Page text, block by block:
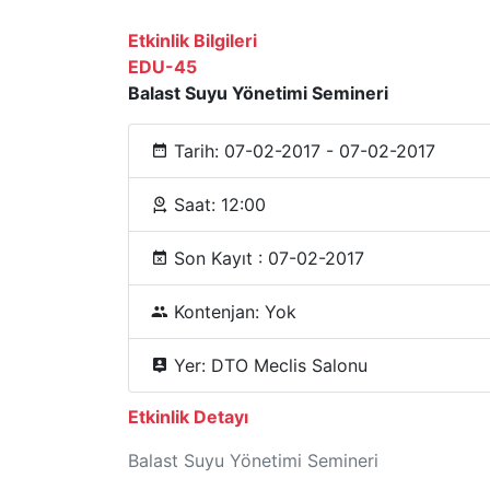
Etkinlik Bilgileri
EDU-45
Balast Suyu Yönetimi Semineri
Tarih: 07-02-2017 - 07-02-2017
Saat: 12:00
Son Kayıt : 07-02-2017
Kontenjan: Yok
Yer: DTO Meclis Salonu
Etkinlik Detayı
Balast Suyu Yönetimi Semineri